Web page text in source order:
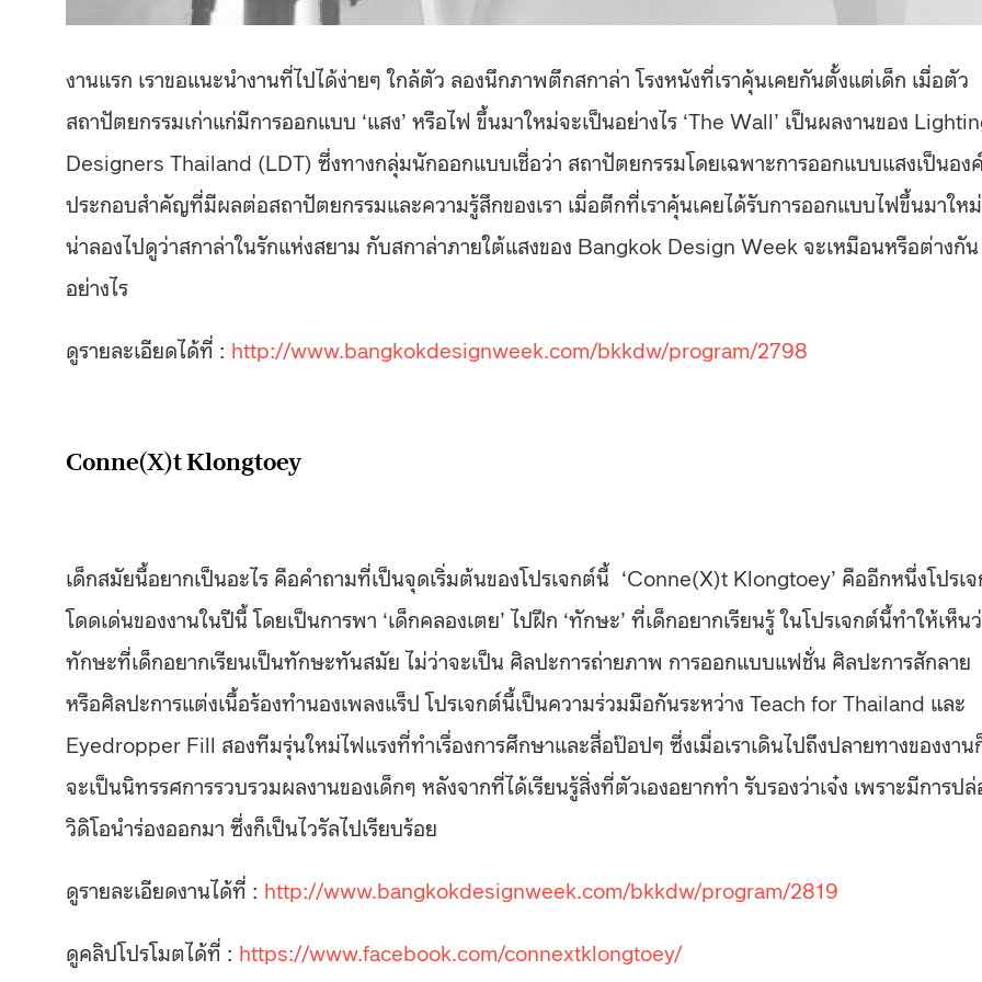
งานแรก เราขอแนะนำงานที่ไปได้ง่ายๆ ใกล้ตัว ลองนึกภาพตึกสกาล่า โรงหนังที่เราคุ้นเคยกันตั้งแต่เด็ก เมื่อตัว
สถาปัตยกรรมเก่าแก่มีการออกแบบ ‘แสง’ หรือไฟ ขึ้นมาใหม่จะเป็นอย่างไร ‘The Wall’ เป็นผลงานของ
Designers Thailand (LDT) ซึ่งทางกลุ่มนักออกแบบเชื่อว่า สถาปัตยกรรมโดยเฉพาะการออกแบบแสงเป็นอง
ประกอบสำคัญที่มีผลต่อสถาปัตยกรรมและความรู้สึกของเรา เมื่อตึกที่เราคุ้นเคยได้รับการออกแบบไฟขึ้นมาให
น่าลองไปดูว่าสกาล่าในรักแห่งสยาม กับสกาล่าภายใต้แสงของ Bangkok Design Week จะเหมือนหรือต่างกัน
อย่างไร
ดูรายละเอียดได้ที่ : http://www.bangkokdesignweek.com/bkkdw/program/2798
Conne(X)t Klongtoey
เด็กสมัยนี้อยากเป็นอะไร คือคำถามที่เป็นจุดเริ่มต้นของโปรเจกต์นี้ ‘Conne(X)t Klongtoey’ คืออีกหนึ่งโปรเ
โดดเด่นของงานในปีนี้ โดยเป็นการพา ‘เด็กคลองเตย’ ไปฝึก ‘ทักษะ’ ที่เด็กอยากเรียนรู้ ในโปรเจกต์นี้ทำให้เห็น
ทักษะที่เด็กอยากเรียนเป็นทักษะทันสมัย ไม่ว่าจะเป็น ศิลปะการถ่ายภาพ การออกแบบแฟชั่น ศิลปะการสักลาย
หรือศิลปะการแต่งเนื้อร้องทำนองเพลงแร็ป โปรเจกต์นี้เป็นความร่วมมือกันระหว่าง Teach for Thailand และ
Eyedropper Fill สองทีมรุ่นใหม่ไฟแรงที่ทำเรื่องการศึกษาและสื่อป๊อปๆ ซึ่งเมื่อเราเดินไปถึงปลายทางของงาน
จะเป็นนิทรรศการรวบรวมผลงานของเด็กๆ หลังจากที่ได้เรียนรู้สิ่งที่ตัวเองอยากทำ รับรองว่าเจ๋ง เพราะมีการป
วิดิโอนำร่องออกมา ซึ่งก็เป็นไวรัลไปเรียบร้อย
ดูรายละเอียดงานได้ที่ : http://www.bangkokdesignweek.com/bkkdw/program/2819
ดูคลิปโปรโมตได้ที่ : https://www.facebook.com/connextklongtoey/